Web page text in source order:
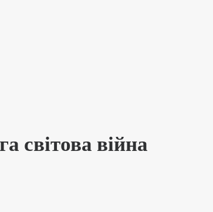
світова війна